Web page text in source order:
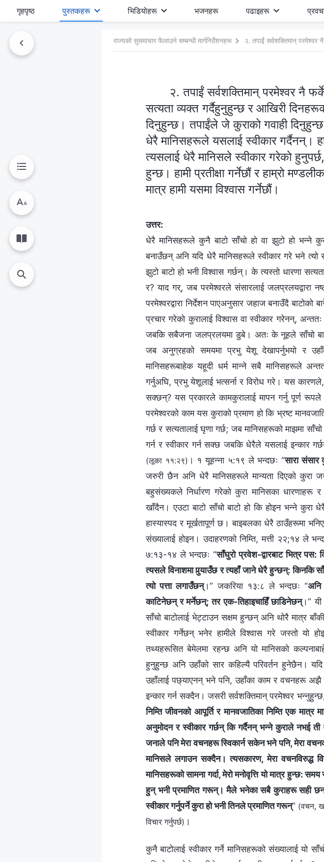
गृहपृष्ठ पुस्तकहरू भिडियोहरू भजनहरू पढाइहरू
राज्यको सुसमाचार फैलाउने सम्‍बन्धी मार्गनिर्देशनहरू
२. तपाईं सर्वशक्तिमान् परमेश्‍वर नै
सत्यता व्यक्त गर्दैहुनुहुन्छ र आखिरी
दिनुहुन्छ। तपाईंले जे कुराको गवाही
धेरै मानिसहरूले यसलाई स्वीकार गर्दैनन्।
त्यसलाई धेरै मानिसले स्वीकार गरेको
हुन्छ। हामी प्रतीक्षा गर्नेछौं र हाम्रो
मात्र हामी यसमा विश्‍वास गर्नेछौं।
उत्तर:
धेरै मानिसहरूले कुनै बाटो साँचो हो वा झुटो हो भन्ने
बनाउँछन् अनि यदि धेरै मानिसहरूले स्वीकार गरे भने त्यो
झुटो बाटो हो भनी विश्वास गर्छन्। के त्यस्तो धारणा
र? याद गर्, जब परमेश्‍वरले संसारलाई जलप्रलयद्वारा
परमेश्‍वरद्वारा निर्देशन पाएअनुसार जहाज बनाउँदै
प्रचार गरेको कुरालाई विश्वास वा स्वीकार गरेनन्,
जबकि सबैजना जलप्रलयमा डुबे। अतः के नूहले साँचो
जब अनुग्रहको समयमा प्रभु येशू देखापर्नुभयो र
मानिसहरूबाहेक यहूदी धर्म मान्ने सबै मानिसहरूले
गर्नुअघि, प्रभु येशूलाई भत्सर्ना र विरोध गरे। यस
सक्छन्? यस प्रकारले कामकुरालाई मापन गर्नु पूर्ण
परमेश्‍वरको काम यस कुराको प्रमाण हो कि भ्रष्ट
गर्छ र सत्यतालाई घृणा गर्छ; जब मानिसहरूको माझमा
गर्न र स्वीकार गर्न सक्छ जबकि धेरैले यसलाई इन्कार
(लूका ११:२९) । १ यूहन्ना ५:१९ ले भन्दछः “सारा संसार
जरुरी छैन अनि धेरै मानिसहरूले मान्यता दिएको
बहुसंख्यकले निर्धारण गरेको कुरा मानिसका
खाँदैन। एउटा बाटो साँचो बाटो हो कि होइन भन्ने कुरा
हास्यास्पद र मूर्खतापूर्ण छ। बाइबलका धेरै ठाउँहरूमा
संख्यालाई होइन। उदाहरणको निम्ति, मत्ती २२;१४ ले
७:१३-१४ ले भन्दछः “साँघुरो प्रवेश-द्वारबाट भित्र पस:
त्यसले विनाशमा पुर्‍याउँछ र त्यहाँ जाने धेरै हुन्छन्: किनकि
त्यो पत्ता लगाउँछन्।” जकरिया १३:८ ले भन्दछः “अनि
काटिनेछन् र मर्नेछन्; तर एक-तिहाइचाहिँ छाडिनेछन्।”
साँचो बाटोलाई भेट्टाउन सक्षम हुन्छन् अनि थोरै मात्र
स्वीकार गर्नेछन् भनेर हामीले विश्वास गरे जस्तो यो
तथ्यहरूसित बेमेलमा रहन्छ अनि यो मानिसको
हुनुहुन्छ अनि उहाँको सार कहिल्यै परिवर्तन हुनेछैन।
उहाँलाई पछ्याएनन् भने पनि, उहाँका काम र वचनहरू अझै
इन्कार गर्न सक्दैन। जसरी सर्वशक्तिमान् परमेश्‍वर
निम्ति जीवनको आपूर्ति र मानवजातिका निम्ति एक
अनुमोदन र स्वीकार गर्छन् कि गर्दैनन् भन्‍ने कुराले नभई
जनाले पनि मेरा वचनहरू स्विकार्न सकेन भने पनि, मेरा
मानिसले लगाउन सक्दैन। त्यसकारण, मेरा वचनविरुद्ध
मानिसहरूको सामना गर्दा, मेरो मनोवृत्ति यो मात्र हुन्छ:
हुन् भनी प्रमाणित गरून्। मैले भनेका सबै कुराहरू सही छन्,
स्वीकार गर्नुपर्ने कुरा हो भनी तिनले प्रमाणित गरून्” (वचन,
विचार गर्नुपर्छ) ।
कुनै बाटोलाई स्वीकार गर्ने मानिसहरूको संख्यालाई यो